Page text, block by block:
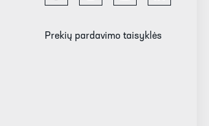
Prekių pardavimo taisyklės